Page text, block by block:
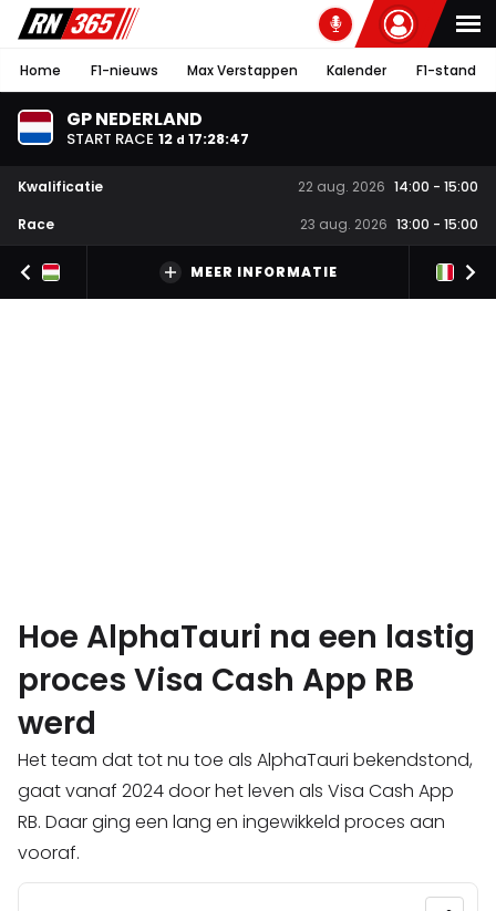
Home F1-nieuws Max Verstappen Kalender F1-stand
GP NEDERLAND
START RACE 12 d 17:28:46
Kwalificatie 22 aug. 2026 14:00 - 15:00
Race
23 aug. 2026 13:00 - 15:00
MEER INFORMATIE
Hoe AlphaTauri na een lastig
proces Visa Cash App RB
werd
Het team dat tot nu toe als AlphaTauri bekendstond,
gaat vanaf 2024 door het leven als Visa Cash App
RB. Daar ging een lang en ingewikkeld proces aan
vooraf.